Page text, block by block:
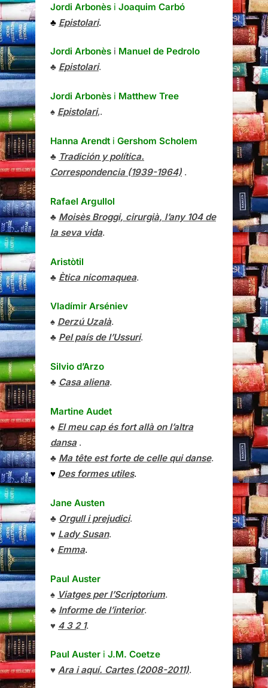
Jordi Arbonès i Joaquim Carbó
♣ Epistolari.
Jordi Arbonès i Manuel de Pedrolo
♣ Epistolari.
Jordi Arbonès i Matthew Tree
♠ Epistolari,.
Hanna Arendt i Gershom Scholem
♣ Tradición y política.
Correspondencia (1939-1964) .
Rafael Argullol
♣ Moisès Broggi, cirurgià, l’any 104 de
la seva vida.
Aristòtil
♣ Ètica nicomaquea.
Vladímir Arséniev
♠ Derzú Uzalà.
♣ Pel país de l’Ussuri.
Silvio d’Arzo
♣ Casa aliena.
Martine Audet
♠ El meu cap és fort allà on l’altra
dansa.
♣ Ma tête est forte de celle qui danse.
♥ Des formes utiles.
Jane Austen
♣ Orgull i prejudici.
♥ Lady Susan.
♦ Emma.
Paul Auster
♠ Viatges per l’Scriptorium.
♣ Informe de l’interior.
♥ 4 3 2 1.
Paul Auster i J.M. Coetze
♥ Ara i aquí. Cartes (2008-2011).